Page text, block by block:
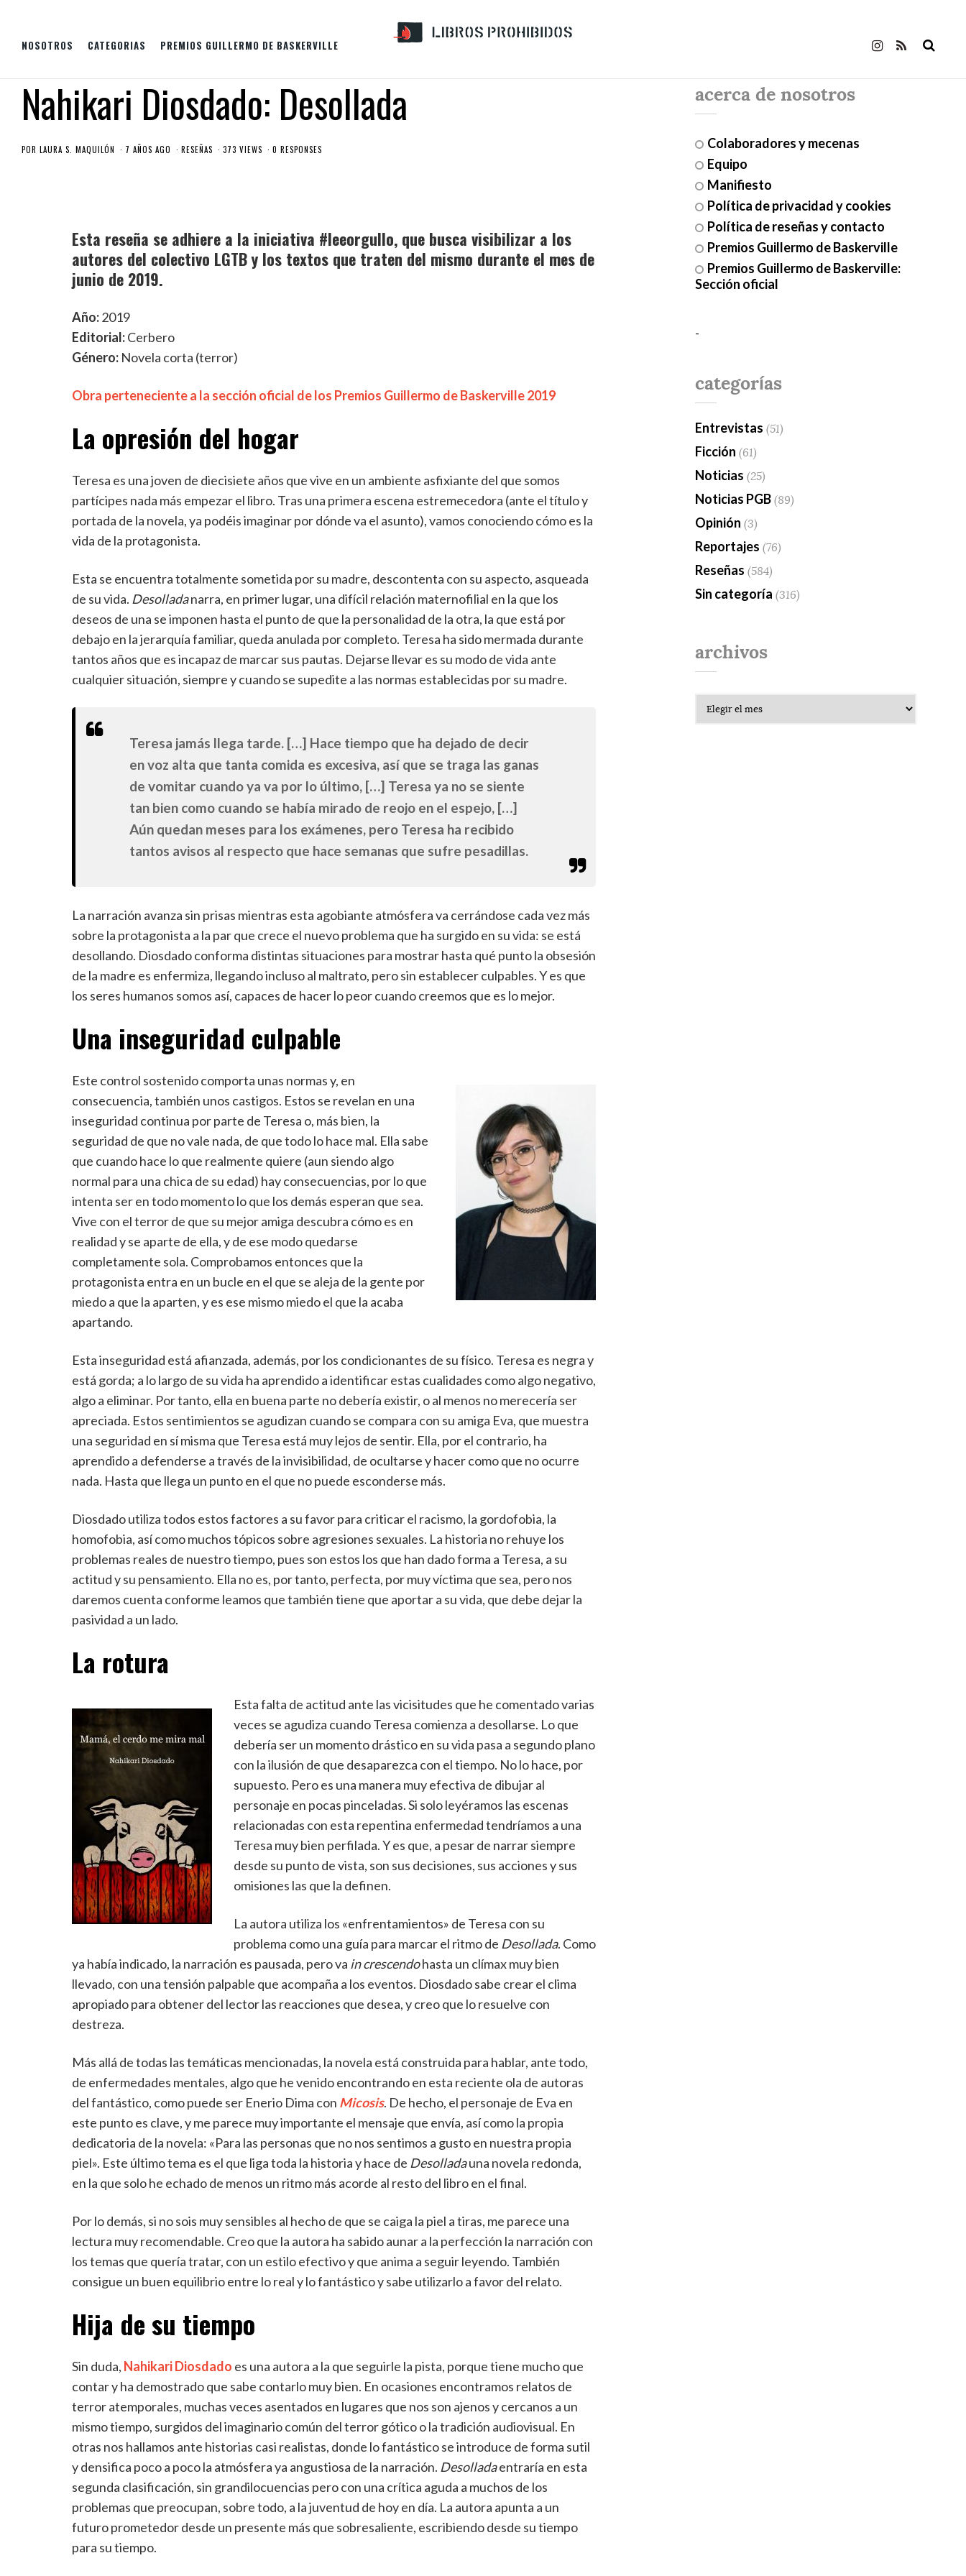
NOSOTROS CATEGORIAS PREMIOS GUILLERMO DE BASKERVILLE
Nahikari Diosdado: Desollada
POR LAURA S. MAQUILÓN 7 AÑOS AGO RESEÑAS 373 VIEWS 0 RESPONSES
Esta reseña se adhiere a la iniciativa #leeorgullo, que busca visibilizar a los
autores del colectivo LGTB y los textos que traten del mismo durante el mes de
junio de 2019.
Año:2019
Editorial:Cerbero
Género:Novela corta (terror)
Obra perteneciente a la sección oficial de los Premios Guillermo de Baskerville 2019
La opresión del hogar
Teresa es una joven de diecisiete años que vive en un ambiente asfixiante del que somos
partícipes nada más empezar el libro. Tras una primera escena estremecedora (ante el título y
portada de la novela, ya podéis imaginar por dónde va el asunto), vamos conociendo cómo es la
vida de la protagonista.
Esta se encuentra totalmente sometida por su madre, descontenta con su aspecto, asqueada
de su vida. Desolladanarra, en primer lugar, una difícil relación maternofilial en la que los
deseos de una se imponen hasta el punto de que la personalidad de la otra, la que está por
debajo en la jerarquía familiar, queda anulada por completo. Teresa ha sido mermada durante
tantos años que es incapaz de marcar sus pautas. Dejarse llevar es su modo de vida ante
cualquier situación, siempre y cuando se supedite a las normas establecidas por su madre.
Teresa jamás llega tarde. […] Hace tiempo que ha dejado de decir
en voz alta que tanta comida es excesiva, así que se traga las ganas
de vomitar cuando ya va por lo último, […] Teresa ya no se siente
tan bien como cuando se había mirado de reojo en el espejo, […]
Aún quedan meses para los exámenes, pero Teresa ha recibido
tantos avisos al respecto que hace semanas que sufre pesadillas.
La narración avanza sin prisas mientras esta agobiante atmósfera va cerrándose cada vez más
sobre la protagonista a la par que crece el nuevo problema que ha surgido en su vida: se está
desollando. Diosdado conforma distintas situaciones para mostrar hasta qué punto la obsesión
de la madre es enfermiza, llegando incluso al maltrato, pero sin establecer culpables. Y es que
los seres humanos somos así, capaces de hacer lo peor cuando creemos que es lo mejor.
Una inseguridad culpable
Este control sostenido comporta unas normas y, en
consecuencia, también unos castigos. Estos se revelan en una
inseguridad continua por parte de Teresa o, más bien, la
seguridad de que no vale nada, de que todo lo hace mal. Ella sabe
que cuando hace lo que realmente quiere (aun siendo algo
normal para una chica de su edad) hay consecuencias, por lo que
intenta ser en todo momento lo que los demás esperan que sea.
Vive con el terror de que su mejor amiga descubra cómo es en
realidad y se aparte de ella, y de ese modo quedarse
completamente sola. Comprobamos entonces que la
protagonista entra en un bucle en el que se aleja de la gente por
miedo a que la aparten, y es ese mismo miedo el que la acaba
apartando.
Esta inseguridad está afianzada, además, por los condicionantes de su físico. Teresa es negra y
está gorda; a lo largo de su vida ha aprendido a identificar estas cualidades como algo negativo,
algo a eliminar. Por tanto, ella en buena parte no debería existir, o al menos no merecería ser
apreciada. Estos sentimientos se agudizan cuando se compara con su amiga Eva, que muestra
una seguridad en sí misma que Teresa está muy lejos de sentir. Ella, por el contrario, ha
aprendido a defenderse a través de la invisibilidad, de ocultarse y hacer como que no ocurre
nada. Hasta que llega un punto en el que no puede esconderse más.
Diosdado utiliza todos estos factores a su favor para criticar el racismo, la gordofobia, la
homofobia, así como muchos tópicos sobre agresiones sexuales. La historia no rehuye los
problemas reales de nuestro tiempo, pues son estos los que han dado forma a Teresa, a su
actitud y su pensamiento. Ella no es, por tanto, perfecta, por muy víctima que sea, pero nos
daremos cuenta conforme leamos que también tiene que aportar a su vida, que debe dejar la
pasividad a un lado.
La rotura
Esta falta de actitud ante las vicisitudes que he comentado varias
veces se agudiza cuando Teresa comienza a desollarse. Lo que
debería ser un momento drástico en su vida pasa a segundo plano
con la ilusión de que desaparezca con el tiempo. No lo hace, por
supuesto. Pero es una manera muy efectiva de dibujar al
personaje en pocas pinceladas. Si solo leyéramos las escenas
relacionadas con esta repentina enfermedad tendríamos a una
Teresa muy bien perfilada. Y es que, a pesar de narrar siempre
desde su punto de vista, son sus decisiones, sus acciones y sus
omisiones las que la definen.
La autora utiliza los «enfrentamientos» de Teresa con su
problema como una guía para marcar el ritmo de Desollada. Como
ya había indicado, la narración es pausada, pero va in crescendohasta un clímax muy bien
llevado, con una tensión palpable que acompaña a los eventos. Diosdado sabe crear el clima
apropiado para obtener del lector las reacciones que desea, y creo que lo resuelve con
destreza.
Más allá de todas las temáticas mencionadas, la novela está construida para hablar, ante todo,
de enfermedades mentales, algo que he venido encontrando en esta reciente ola de autoras
del fantástico, como puede ser Enerio Dima con Micosis. De hecho, el personaje de Eva en
este punto es clave, y me parece muy importante el mensaje que envía, así como la propia
dedicatoria de la novela: «Para las personas que no nos sentimos a gusto en nuestra propia
piel». Este último tema es el que liga toda la historia y hace de Desolladauna novela redonda,
en la que solo he echado de menos un ritmo más acorde al resto del libro en el final.
Por lo demás, si no sois muy sensibles al hecho de que se caiga la piel a tiras, me parece una
lectura muy recomendable. Creo que la autora ha sabido aunar a la perfección la narración con
los temas que quería tratar, con un estilo efectivo y que anima a seguir leyendo. También
consigue un buen equilibrio entre lo real y lo fantástico y sabe utilizarlo a favor del relato.
Hija de su tiempo
Sin duda, Nahikari Diosdado es una autora a la que seguirle la pista, porque tiene mucho que
contar y ha demostrado que sabe contarlo muy bien. En ocasiones encontramos relatos de
terror atemporales, muchas veces asentados en lugares que nos son ajenos y cercanos a un
mismo tiempo, surgidos del imaginario común del terror gótico o la tradición audiovisual. En
otras nos hallamos ante historias casi realistas, donde lo fantástico se introduce de forma sutil
y densifica poco a poco la atmósfera ya angustiosa de la narración. Desolladaentraría en esta
segunda clasificación, sin grandilocuencias pero con una crítica aguda a muchos de los
problemas que preocupan, sobre todo, a la juventud de hoy en día. La autora apunta a un
futuro prometedor desde un presente más que sobresaliente, escribiendo desde su tiempo
para su tiempo.
acerca de nosotros
Colaboradores y mecenas
Equipo
Manifiesto
Política de privacidad y cookies
Política de reseñas y contacto
Premios Guillermo de Baskerville
Premios Guillermo de Baskerville:
Sección oficial
-
categorías
Entrevistas (51)
Ficción (61)
Noticias (25)
Noticias PGB (89)
Opinión (3)
Reportajes (76)
Reseñas (584)
Sin categoría (316)
archivos